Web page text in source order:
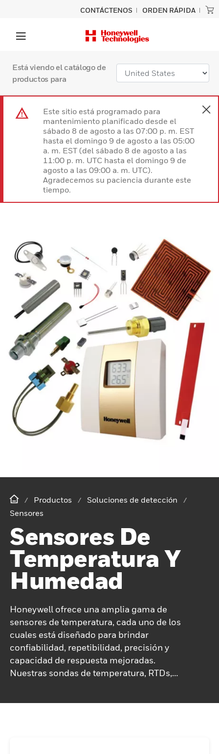
CONTÁCTENOS ORDEN RÁPIDA
Está viendo el catálogo de
productos para
Este sitio está programado para
mantenimiento planificado desde el
sábado 8 de agosto a las 07:00 p. m. EST
hasta el domingo 9 de agosto a las 05:00
a. m. EST (del sábado 8 de agosto a las
11:00 p. m. UTC hasta el domingo 9 de
agosto a las 09:00 a. m. UTC).
Agradecemos su paciencia durante este
tiempo.
Productos
Soluciones de detección
Sensores
Sensores De
Temperatura Y
Humedad
Honeywell ofrece una amplia gama de
sensores de temperatura, cada uno de los
cuales está diseñado para brindar
confiabilidad, repetibilidad, precisión y
capacidad de respuesta mejoradas.
Nuestras sondas de temperatura, RTDs,